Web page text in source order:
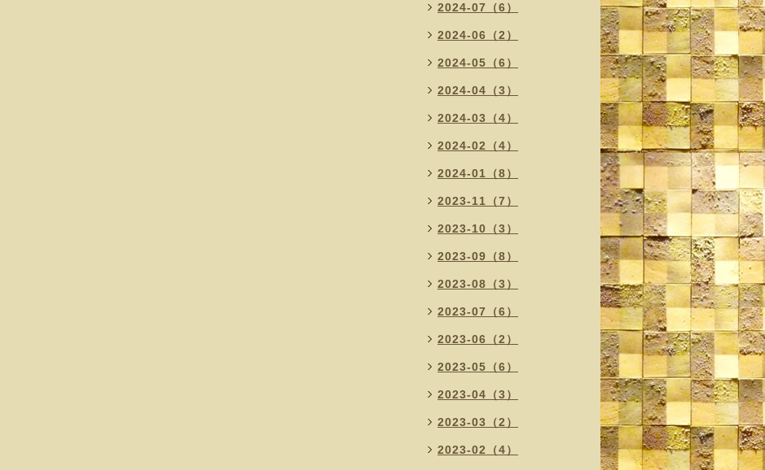
2024-07（6）
2024-06（2）
2024-05（6）
2024-04（3）
2024-03（4）
2024-02（4）
2024-01（8）
2023-11（7）
2023-10（3）
2023-09（8）
2023-08（3）
2023-07（6）
2023-06（2）
2023-05（6）
2023-04（3）
2023-03（2）
2023-02（4）